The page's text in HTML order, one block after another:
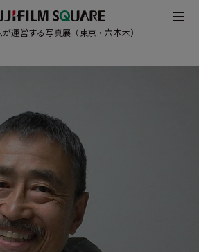
運営する写真展（東京・六本木）